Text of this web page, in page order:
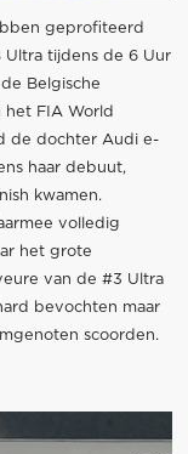
geprofiteerd
Ultra tijdens de 6 Uur
Belgische
FIA World
de dochter Audi e-
haar debuut,
kwamen.
volledig
het grote
van de #3 Ultra
bevochten maar
scoorden.